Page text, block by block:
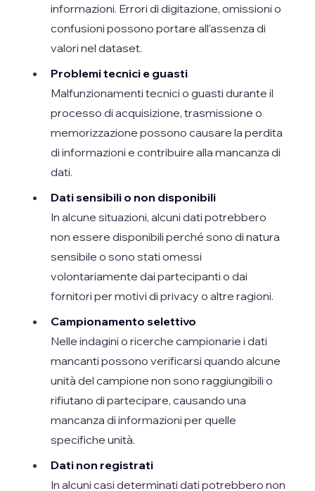
informazioni. Errori di digitazione, omissioni o
confusioni possono portare all'assenza di
valori nel dataset.
Problemi tecnici e guasti
Malfunzionamenti tecnici o guasti durante il
processo di acquisizione, trasmissione o
memorizzazione possono causare la perdita
di informazioni e contribuire alla mancanza di
dati.
Dati sensibili o non disponibili
In alcune situazioni, alcuni dati potrebbero
non essere disponibili perché sono di natura
sensibile o sono stati omessi
volontariamente dai partecipanti o dai
fornitori per motivi di privacy o altre ragioni.
Campionamento selettivo
Nelle indagini o ricerche campionarie i dati
mancanti possono verificarsi quando alcune
unità del campione non sono raggiungibili o
rifiutano di partecipare, causando una
mancanza di informazioni per quelle
specifiche unità.
Dati non registrati
In alcuni casi determinati dati potrebbero non